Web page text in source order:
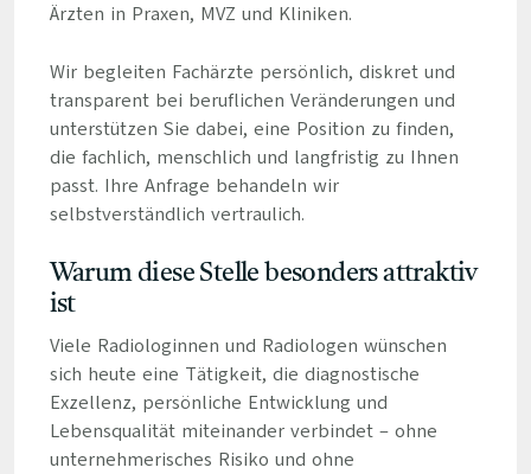
Ärzten in Praxen, MVZ und Kliniken.
Wir begleiten Fachärzte persönlich, diskret und
transparent bei beruflichen Veränderungen und
unterstützen Sie dabei, eine Position zu finden,
die fachlich, menschlich und langfristig zu Ihnen
passt. Ihre Anfrage behandeln wir
selbstverständlich vertraulich.
Warum diese Stelle besonders attraktiv
ist
Viele Radiologinnen und Radiologen wünschen
sich heute eine Tätigkeit, die diagnostische
Exzellenz, persönliche Entwicklung und
Lebensqualität miteinander verbindet – ohne
unternehmerisches Risiko und ohne